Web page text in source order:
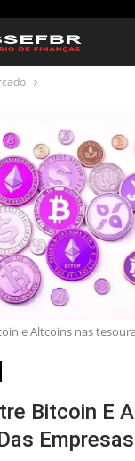
e Altcoins nas
Bitcoin E
Empresas